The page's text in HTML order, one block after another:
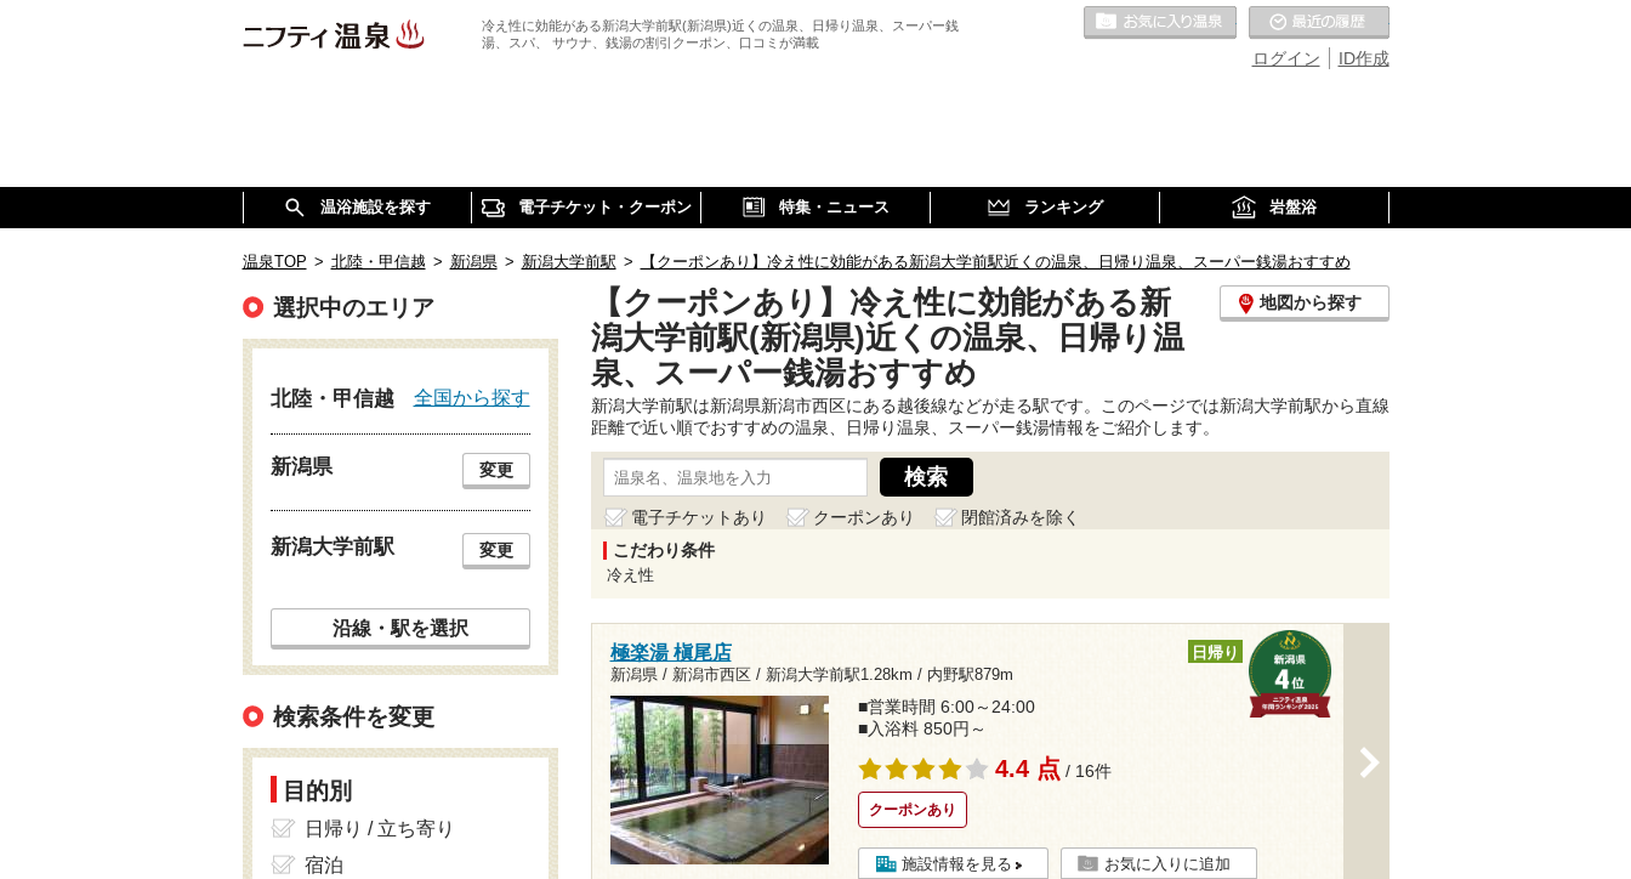
冷え性に効能がある新潟大学前駅(新潟県)近くの温泉、日帰り温泉、スーパー銭
湯、スパ、 サウナ、銭湯の割引クーポン、口コミが満載
ID作成
ログイン
お気に入りの温泉
温浴施設を探す 電子チケット・クーポン 特集・ニュース ランキング 岩盤浴
温泉TOP > 北陸・甲信越 > 新潟県 > 新潟大学前駅 > 【クーポンあり】冷え性に効能がある新潟大学前駅近くの温泉、日帰り温泉、スーパー銭湯おすすめ
【クーポンあり】冷え性に効能がある新
潟大学前駅(新潟県)近くの温泉、日帰り温
泉、スーパー銭湯おすすめ
地図から探す
新潟大学前駅は新潟県新潟市西区にある越後線などが走る駅です。このページでは新潟大学前駅から直線
距離で近い順でおすすめの温泉、日帰り温泉、スーパー銭湯情報をご紹介します。
電子チケットあり クーポンあり
閉館済みを除く
こだわり条件
冷え性
極楽湯 槇尾店
新潟県 / 新潟市西区 / 新潟大学前駅1.28km / 内野駅879m
日帰り
■営業時間 6:00～24:00
■入浴料 850円～
4.4 点 / 16件
クーポンあり
施設情報を見る お気に入りに追加
選択中のエリア
北陸・甲信越 全国から探す
新潟県 変更
新潟大学前駅 変更
沿線・駅を選択
検索条件を変更
目的別
日帰り / 立ち寄り
宿泊